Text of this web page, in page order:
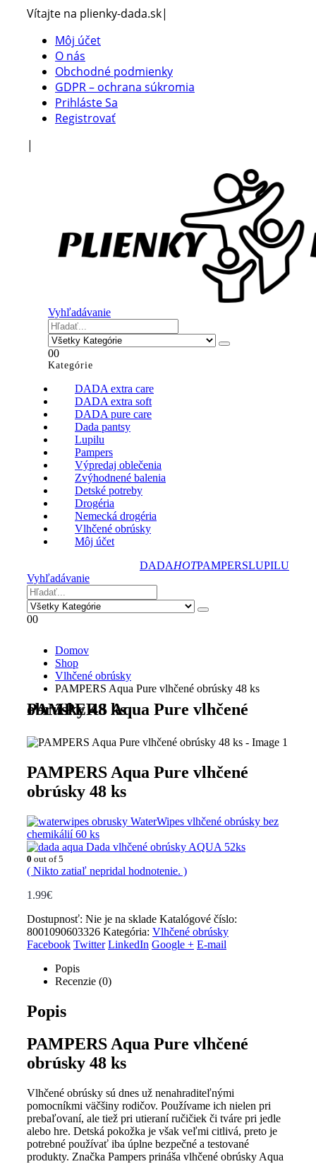
Vítajte na plienky-dada.sk|
Môj účet
O nás
Obchodné podmienky
GDPR – ochrana súkromia
Prihláste Sa
Registrovať
|
Vyhľadávanie
00
Kategórie
DADA extra care
DADA extra soft
DADA pure care
Dada pantsy
Lupilu
Pampers
Výpredaj oblečenia
Zvýhodnené balenia
Detské potreby
Drogéria
Nemecká drogéria
Vlhčené obrúsky
Môj účet
DADAHOTPAMPERSLUPILU
Vyhľadávanie
00
Domov
Shop
Vlhčené obrúsky
PAMPERS Aqua Pure vlhčené obrúsky 48 ks
PAMPERS Aqua Pure vlhčené obrúsky 48 ks
PAMPERS Aqua Pure vlhčené
obrúsky 48 ks
WaterWipes vlhčené obrúsky bez
chemikálií 60 ks
Dada vlhčené obrúsky AQUA 52ks
0 out of 5
( Nikto zatiaľ nepridal hodnotenie. )
1.99€
Dostupnosť: Nie je na sklade Katalógové číslo:
8001090603326 Kategória: Vlhčené obrúsky
Facebook Twitter LinkedIn Google + E-mail
Popis
Recenzie (0)
Popis
PAMPERS Aqua Pure vlhčené
obrúsky 48 ks
Vlhčené obrúsky sú dnes už nenahraditeľnými
pomocníkmi väčšiny rodičov. Používame ich nielen pri
prebaľovaní, ale tiež pri utieraní ručičiek či tváre pri jedle
alebo hre. Detská pokožka je však veľmi citlivá, preto je
potrebné používať iba úplne bezpečné a testované
produkty. Značka Pampers prináša vlhčené obrúsky Aqua